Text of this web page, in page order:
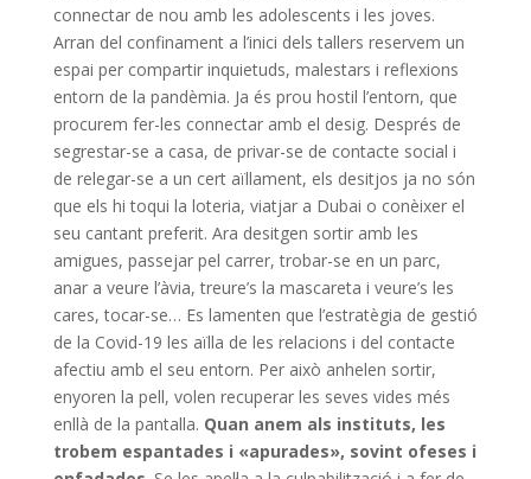
connectar de nou amb les adolescents i les joves.
Arran del confinament a l’inici dels tallers reservem un
espai per compartir inquietuds, malestars i reflexions
entorn de la pandèmia. Ja és prou hostil l’entorn, que
procurem fer-les connectar amb el desig. Després de
segrestar-se a casa, de privar-se de contacte social i
de relegar-se a un cert aïllament, els desitjos ja no són
que els hi toqui la loteria, viatjar a Dubai o conèixer el
seu cantant preferit. Ara desitgen sortir amb les
amigues, passejar pel carrer, trobar-se en un parc,
anar a veure l’àvia, treure’s la mascareta i veure’s les
cares, tocar-se… Es lamenten que l’estratègia de gestió
de la Covid-19 les aïlla de les relacions i del contacte
afectiu amb el seu entorn. Per això anhelen sortir,
enyoren la pell, volen recuperar les seves vides més
enllà de la pantalla. Quan anem als instituts, les
trobem espantades i «apurades», sovint ofeses i